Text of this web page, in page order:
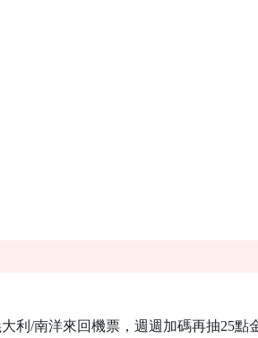
利/南洋來回機票，週週加碼再抽25點